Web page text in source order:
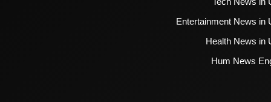
Entertainment News in
Health News in
Hum News